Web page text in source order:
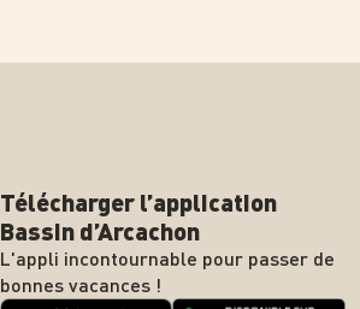
Télécharger l’application
Bassin d’Arcachon
L'appli incontournable pour passer de
bonnes vacances !